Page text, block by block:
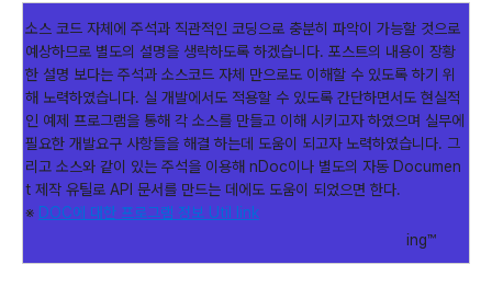
소스 코드 자체에 주석과 직관적인 코딩으로 충분히 파악이 가능할 것으로
예상하므로 별도의 설명을 생략하도록 하겠습니다. 포스트의 내용이 장황
한 설명 보다는 주석과 소스코드 자체 만으로도 이해할 수 있도록 하기 위
해 노력하였습니다. 실 개발에서도 적용할 수 있도록 간단하면서도 현실적
인 예제 프로그램을 통해 각 소스를 만들고 이해 시키고자 하였으며 실무에
필요한 개발요구 사항들을 해결 하는데 도움이 되고자 노력하였습니다. 그
리고 소스와 같이 있는 주석을 이용해 nDoc이나 별도의 자동 Documen
t 제작 유틸로 API 문서를 만드는 데에도 도움이 되었으면 한다.
※ DOC에 대한 프로그램 정보 Util link
ing™